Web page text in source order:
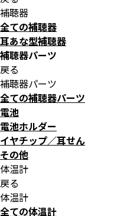
補聴器
全ての補聴器
耳あな型補聴器
補聴器パーツ
戻る
補聴器パーツ
全ての補聴器パーツ
電池
電池ホルダー
イヤチップ／耳せん
その他
体温計
戻る
体温計
全ての体温計